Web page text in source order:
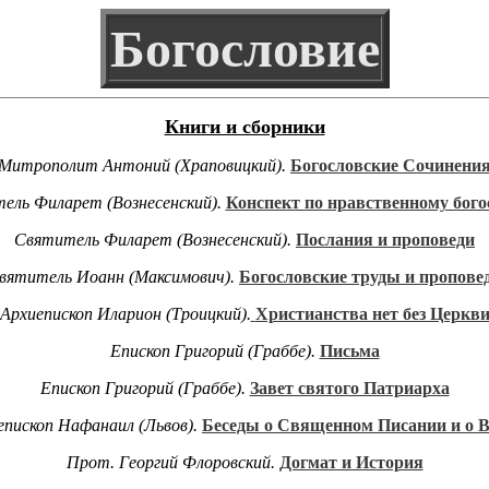
Богословие
Книги и сборники
Митрополит Антоний (Храповицкий). Богословские
Филарет (Вознесенский). Конспект по нравственному
Святитель Филарет (Вознесенский). Послания и проповеди
Иоанн (Максимович). Богословские труды и
Архиепископ Иларион (Троицкий). Христианства нет без Церкви
Епископ Григорий (Граббе). Письма
Епископ Григорий (Граббе). Завет святого Патриарха
Нафанаил (Львов). Беседы о Священном Писании и о
Прот. Георгий Флоровский. Догмат и История